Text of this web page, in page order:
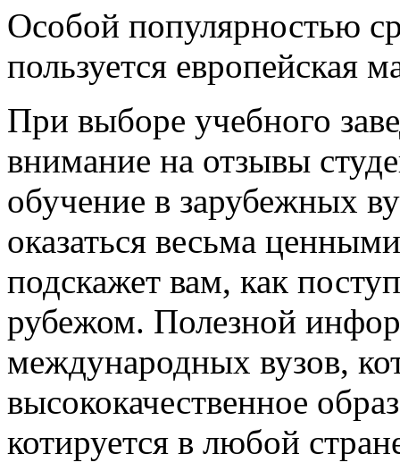
Особой популярностью
пользуется европейская
При выборе учебного
внимание на отзывы
обучение в зарубежных
оказаться весьма
подскажет вам, как
рубежом. Полезной
международных вузов,
высококачественное
котируется в любой